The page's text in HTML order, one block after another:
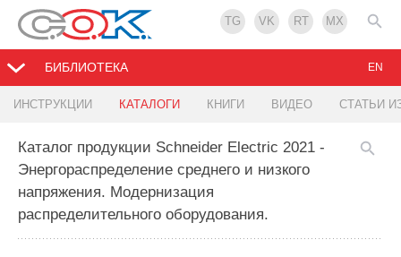
TG VK RT MX
БИБЛИОТЕКА
ИНСТРУКЦИИ КАТАЛОГИ КНИГИ ВИДЕО СТАТЬИ
EN
Каталог продукции Schneider Electric 2021 -
Энергораспределение среднего и низкого
напряжения. Модернизация
распределительного оборудования.